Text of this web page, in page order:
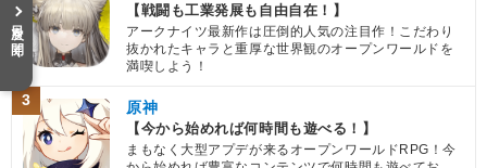
【戦闘も工業発展も自由自在！】
アークナイツ最新作は圧倒的人気の注目作！こだわり
抜かれたキャラと重厚な世界観のオープンワールドを
満喫しよう！
3 原神
【今から始めれば何時間も遊べる！】
まもなく大型アプデが来るオープンワールドRPG！今
目次を開く